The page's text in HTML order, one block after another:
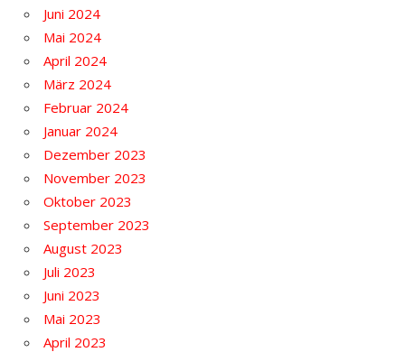
Juni 2024
Mai 2024
April 2024
März 2024
Februar 2024
Januar 2024
Dezember 2023
November 2023
Oktober 2023
September 2023
August 2023
Juli 2023
Juni 2023
Mai 2023
April 2023